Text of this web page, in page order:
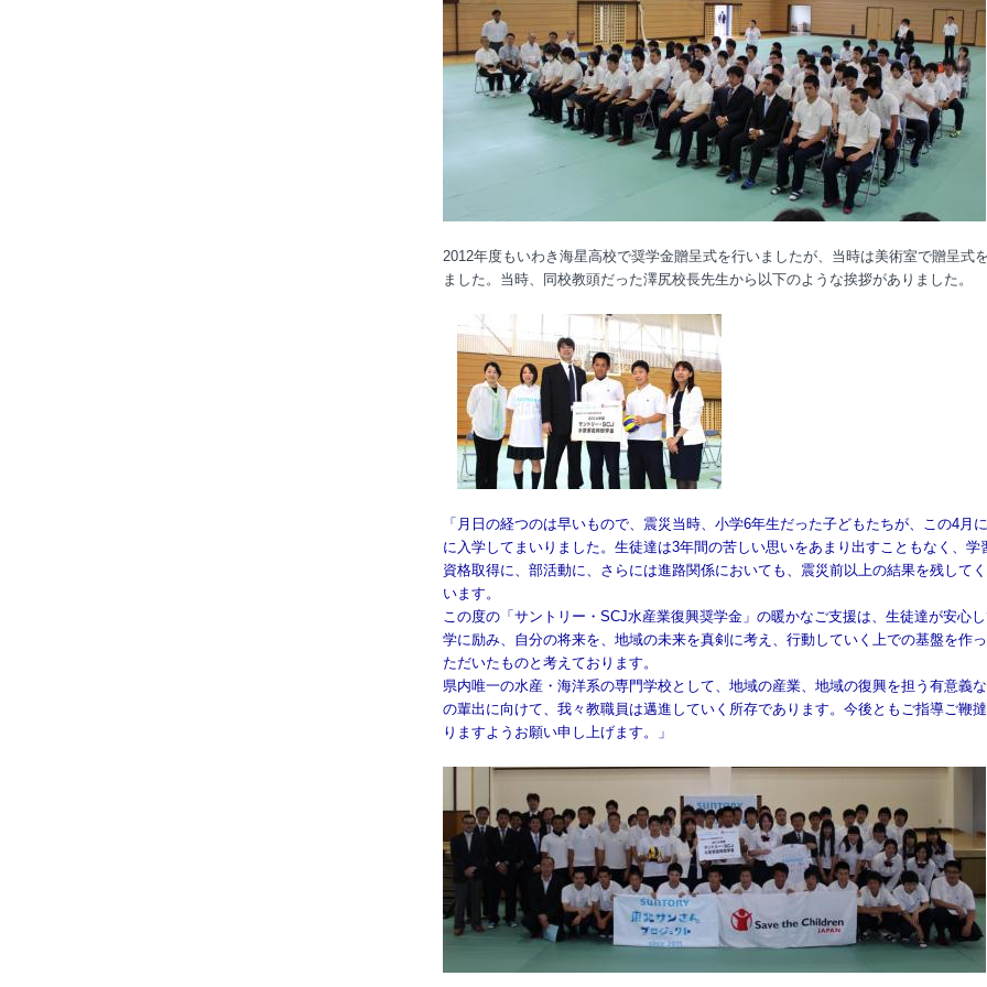
2012年度もいわき海星高校で奨学金贈呈式を行いましたが、当時は美術室で贈呈式
ました。当時、同校教頭だった澤尻校長先生から以下のような挨拶がありました。
「月日の経つのは早いもので、震災当時、小学6年生だった子どもたちが、この4月
に入学してまいりました。生徒達は3年間の苦しい思いをあまり出すこともなく、学
資格取得に、部活動に、さらには進路関係においても、震災前以上の結果を残して
います。
この度の「サントリー・SCJ水産業復興奨学金」の暖かなご支援は、生徒達が安心
学に励み、自分の将来を、地域の未来を真剣に考え、行動していく上での基盤を作
ただいたものと考えております。
県内唯一の水産・海洋系の専門学校として、地域の産業、地域の復興を担う有意義
の輩出に向けて、我々教職員は邁進していく所存であります。今後ともご指導ご鞭
りますようお願い申し上げます。」